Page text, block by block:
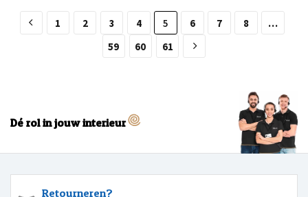
1 2 3 4 5 6 7 8
…
59
60 61
Dé rol in jouw interieur
Retourneren?